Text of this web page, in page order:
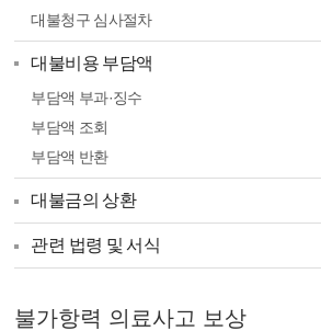
대불청구 심사절차
대불비용 부담액
부담액 부과·징수
부담액 조회
부담액 반환
대불금의 상환
관련 법령 및 서식
불가항력 의료사고 보상